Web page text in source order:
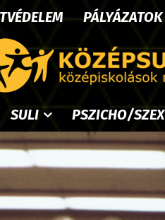
PÁLYÁZATOK
SULI PSZICHO/SZEX